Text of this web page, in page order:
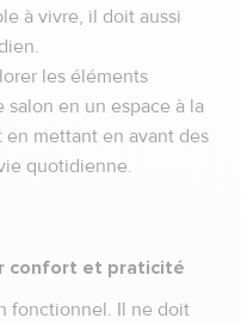
à vivre, il doit aussi
les éléments
en un espace à la
mettant en avant des
quotidienne.
confort et praticité
fonctionnel. Il ne doit